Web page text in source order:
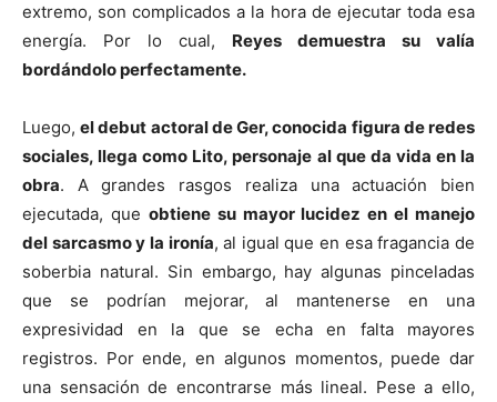
extremo, son complicados a la hora de ejecutar toda esa
energía. Por lo cual, Reyes demuestra su valía
bordándolo perfectamente.
Luego,el debut actoral de Ger, conocida figura de redes
sociales, llega como Lito, personaje al que da vida en la
obra. A grandes rasgos realiza una actuación bien
ejecutada, que obtiene su mayor lucidez en el manejo
del sarcasmo y la ironía, al igual que en esa fragancia de
soberbia natural. Sin embargo, hay algunas pinceladas
que se podrían mejorar, al mantenerse en una
expresividad en la que se echa en falta mayores
registros. Por ende, en algunos momentos, puede dar
una sensación de encontrarse más lineal. Pese a ello,